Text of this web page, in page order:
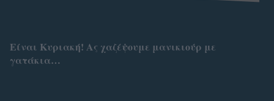
Είναι Κυριακή! Ας χαζέψουμε μανικιούρ με
γατάκια…